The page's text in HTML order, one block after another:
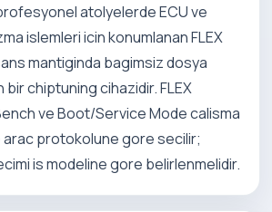
atolyelerde ECU ve
islemleri icin konumlanan FLEX
mantiginda bagimsiz dosya
bir chiptuning cihazidir. FLEX
ve Boot/Service Mode calisma
arac protokolune gore secilir;
is modeline gore belirlenmelidir.